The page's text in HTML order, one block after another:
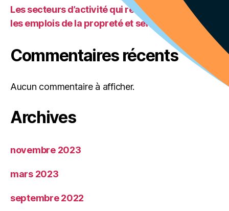
Les secteurs d’activité qui recrutent : zoom sur
les emplois de la propreté et services associés
Commentaires récents
Aucun commentaire à afficher.
Archives
novembre 2023
mars 2023
septembre 2022